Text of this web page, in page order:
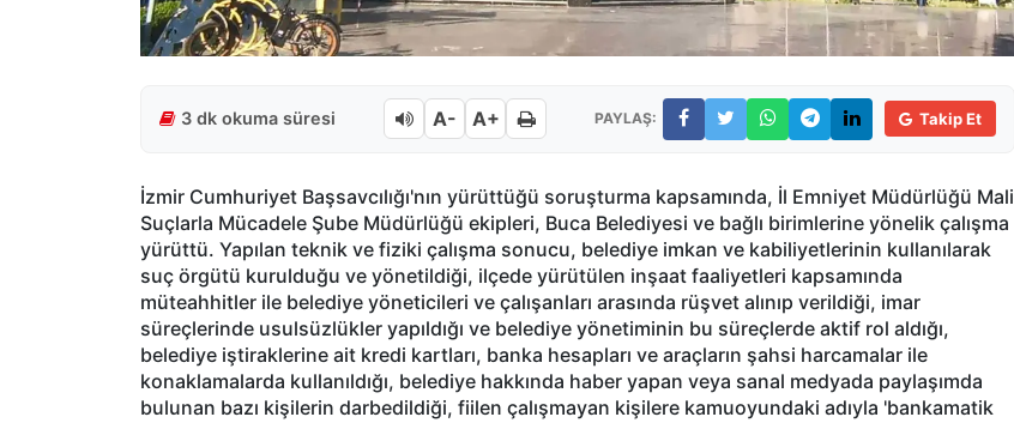
3 dk okuma süresi A- A+ PAYLAŞ: Takip Et
İzmir Cumhuriyet Başsavcılığı'nın yürüttüğü soruşturma kapsamında, İl Emniyet Müdürlüğü Mali
Suçlarla Mücadele Şube Müdürlüğü ekipleri, Buca Belediyesi ve bağlı birimlerine yönelik çalışma
yürüttü. Yapılan teknik ve fiziki çalışma sonucu, belediye imkan ve kabiliyetlerinin kullanılarak
suç örgütü kurulduğu ve yönetildiği, ilçede yürütülen inşaat faaliyetleri kapsamında
müteahhitler ile belediye yöneticileri ve çalışanları arasında rüşvet alınıp verildiği, imar
süreçlerinde usulsüzlükler yapıldığı ve belediye yönetiminin bu süreçlerde aktif rol aldığı,
belediye iştiraklerine ait kredi kartları, banka hesapları ve araçların şahsi harcamalar ile
konaklamalarda kullanıldığı, belediye hakkında haber yapan veya sanal medyada paylaşımda
bulunan bazı kişilerin darbedildiği, fiilen çalışmayan kişilere kamuoyundaki adıyla 'bankamatik